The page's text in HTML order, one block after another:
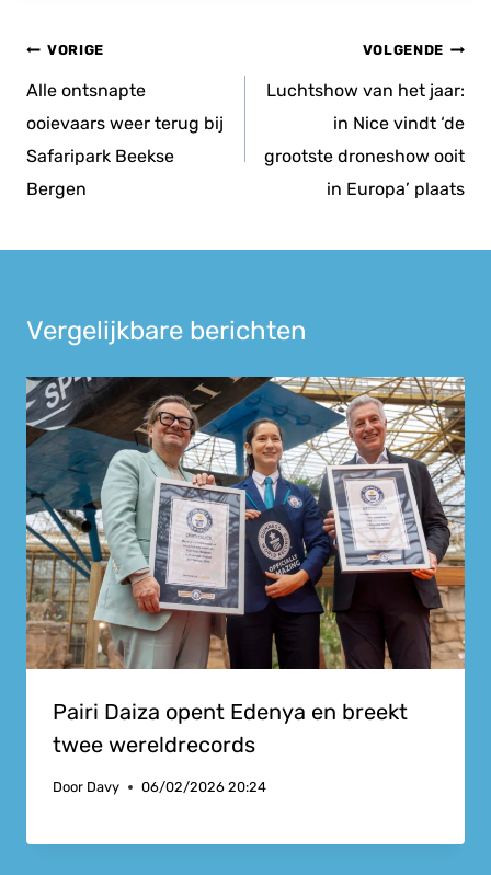
Bericht
navigatie
VORIGE
Alle ontsnapte
ooievaars weer terug bij
Safaripark Beekse
Bergen
VOLGENDE
Luchtshow van het jaar:
in Nice vindt ‘de
grootste droneshow ooit
in Europa’ plaats
Vergelijkbare berichten
Pairi Daiza opent Edenya en breekt
twee wereldrecords
Door Davy 06/02/2026 20:24